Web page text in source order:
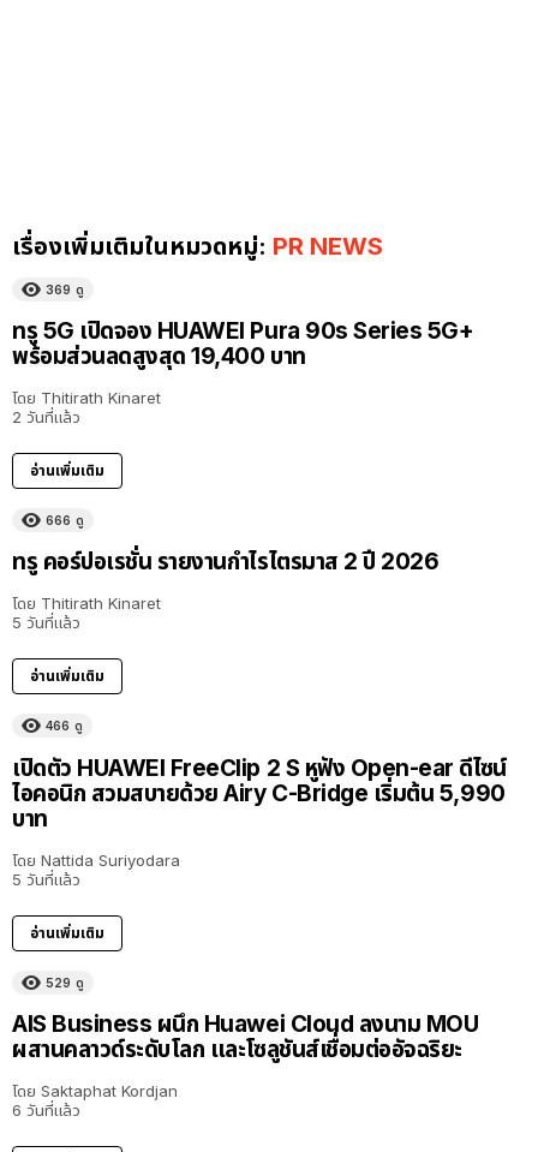
เรื่องเพิ่มเติมในหมวดหมู่: PR NEWS
369 ดู
ทรู 5G เปิดจอง HUAWEI Pura 90s Series 5G+
พร้อมส่วนลดสูงสุด 19,400 บาท
โดย Thitirath Kinaret
2 วันที่แล้ว
อ่านเพิ่มเติม
666 ดู
ทรู คอร์ปอเรชั่น รายงานกำไรไตรมาส 2 ปี 2026
โดย Thitirath Kinaret
5 วันที่แล้ว
อ่านเพิ่มเติม
466 ดู
เปิดตัว HUAWEI FreeClip 2 S หูฟัง Open-ear ดีไซน์
ไอคอนิก สวมสบายด้วย Airy C-Bridge เริ่มต้น 5,990
บาท
โดย Nattida Suriyodara
5 วันที่แล้ว
อ่านเพิ่มเติม
529 ดู
AIS Business ผนึก Huawei Cloud ลงนาม MOU
ผสานคลาวด์ระดับโลก และโซลูชันส์เชื่อมต่ออัจฉริยะ
โดย Saktaphat Kordjan
6 วันที่แล้ว